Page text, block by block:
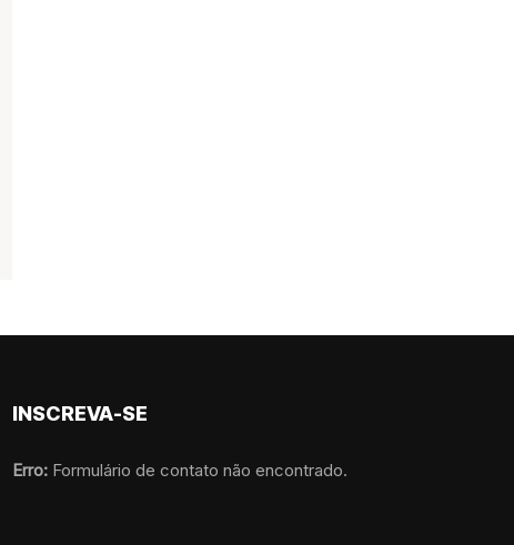
INSCREVA-SE
Erro: Formulário de contato não encontrado.